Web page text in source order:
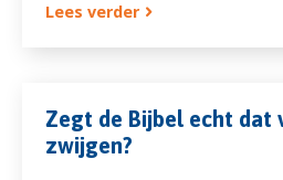
Lees verder
Zegt de Bijbel echt dat
zwijgen?